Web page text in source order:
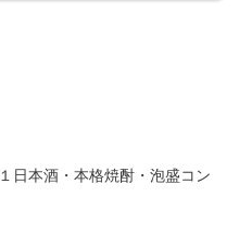
日本酒・本格焼酎・泡盛コン